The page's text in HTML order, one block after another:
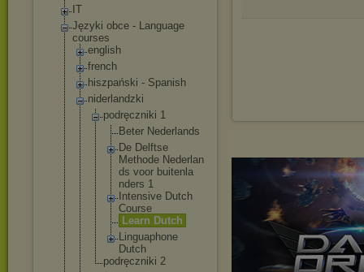
IT
Języki obce - Language
courses
english
french
hiszpański - Spanish
niderlandzki
podręczniki 1
Beter Nederlands
De Delftse
Methode Nederlan
ds voor buitenla
nders 1
Intensive Dutch
Course
Learn Dutch
Linguaphone
Dutch
podręczniki 2